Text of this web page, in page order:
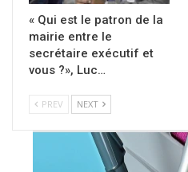
« Qui est le patron de la
mairie entre le
secrétaire exécutif et
vous ?», Luc…
PREV NEXT